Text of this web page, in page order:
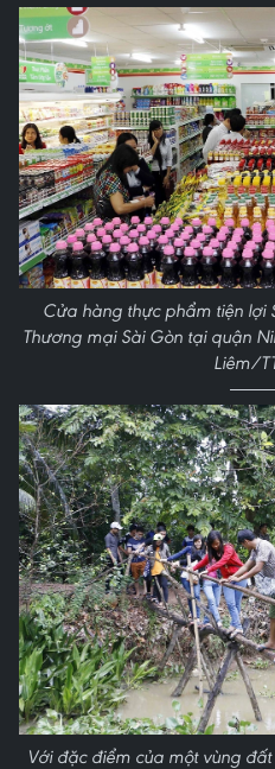
Cửa hàng thực phẩm tiện lợi
Thương mại Sài Gòn tại quận
Liêm/
Với đặc điểm của một vùng